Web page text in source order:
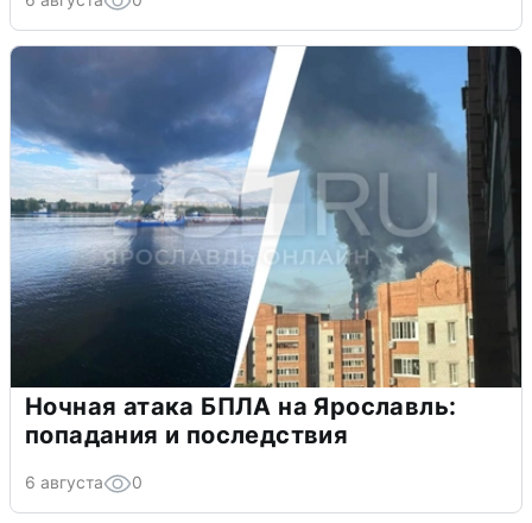
Ночная атака БПЛА на Ярославль:
попадания и последствия
6 августа 0